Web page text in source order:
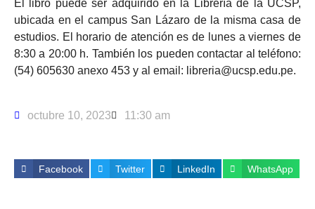
El libro puede ser adquirido en la Librería de la UCSP,
ubicada en el campus San Lázaro de la misma casa de
estudios. El horario de atención es de lunes a viernes de
8:30 a 20:00 h. También los pueden contactar al teléfono:
(54) 605630 anexo 453 y al email: libreria@ucsp.edu.pe.
octubre 10, 2023 11:30 am
Facebook Twitter LinkedIn WhatsApp